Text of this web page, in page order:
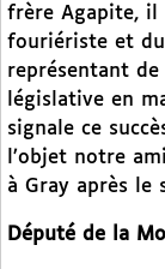
frère Agapite,
fouriériste et
représentant de
législative en
signale ce
l’objet notre
à Gray après le
Député de la